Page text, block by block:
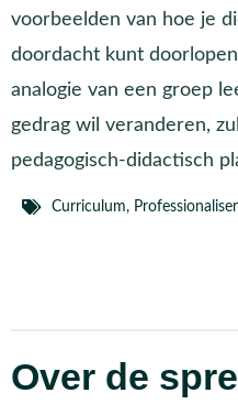
voorbeelden van hoe je
doordacht kunt
analogie van een groep
gedrag wil veranderen,
pedagogisch-didactisch
Curriculum,
Over de